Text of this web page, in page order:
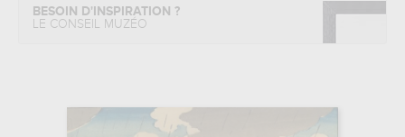
BESOIN D'INSPIRATION ?
LE CONSEIL MUZÉO